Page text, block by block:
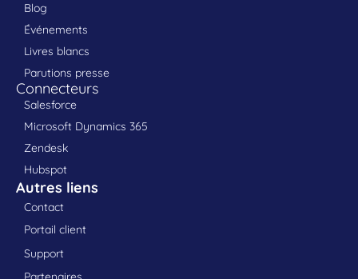
Blog
Événements
Livres blancs
Parutions presse
Connecteurs
Salesforce
Microsoft Dynamics 365
Zendesk
Hubspot
Autres liens
Contact
Portail client
Support